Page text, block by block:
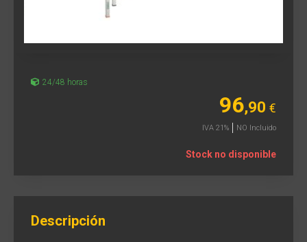
24/48 horas
96,90 €
IVA 21% NO Incluido
Stock no disponible
Descripción